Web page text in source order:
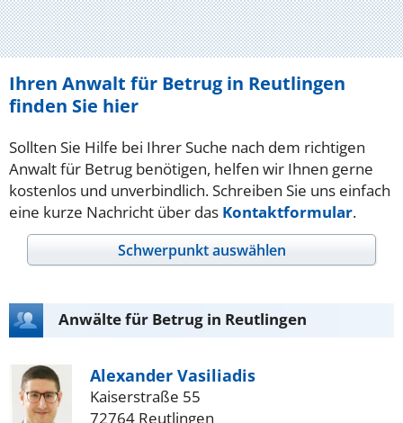
Ihren Anwalt für Betrug in Reutlingen
finden Sie hier
Sollten Sie Hilfe bei Ihrer Suche nach dem richtigen
Anwalt für Betrug benötigen, helfen wir Ihnen gerne
kostenlos und unverbindlich. Schreiben Sie uns einfach
eine kurze Nachricht über das Kontaktformular.
Schwerpunkt auswählen
Anwälte für Betrug in Reutlingen
Alexander Vasiliadis
Kaiserstraße 55
72764 Reutlingen